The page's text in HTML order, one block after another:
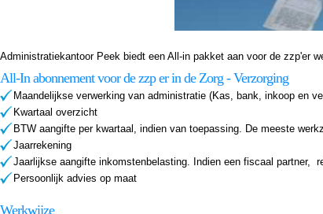
Administratiekantoor Peek biedt een All-in pakket aan voor de zzp'er
All-In abonnement voor de zzp er in de Zorg - Verzorging
Maandelijkse verwerking van administratie (Kas, bank, inkoop en
Kwartaal overzicht
BTW aangifte per kwartaal, indien van toepassing. De meeste
Jaarrekening
Jaarlijkse aangifte inkomstenbelasting. Indien een fiscaal partner,
Persoonlijk advies op maat
Werkwijze